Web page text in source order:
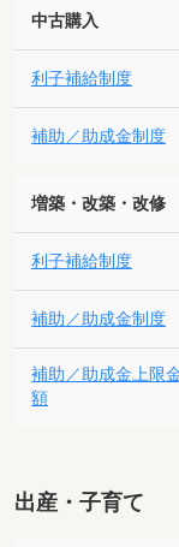
中古購入
利子補給制度
補助／助成金制度
増築・改築・改修
利子補給制度
補助／助成金制度
補助／助成金上限
額
出産・子育て